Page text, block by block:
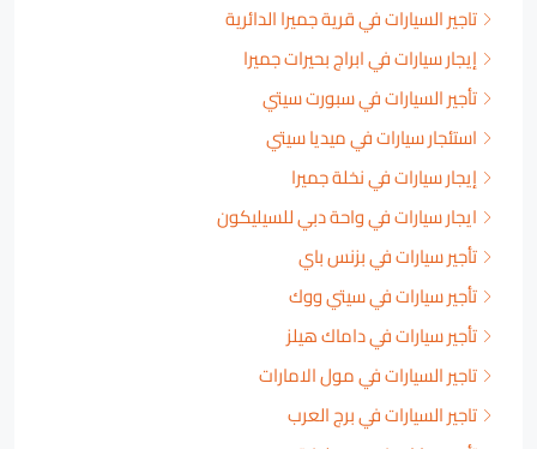
تاجير السيارات في قرية جميرا الدائرية
إيجار سيارات في ابراج بحيرات جميرا
تأجير السيارات في سبورت سيتي
استئجار سيارات في ميديا سيتي
إيجار سيارات في نخلة جميرا
ايجار سيارات في واحة دبي للسيليكون
تأجير سيارات في بزنس باي
تأجير سيارات في سيتي ووك
تأجير سيارات في داماك هيلز
تاجير السيارات في مول الامارات
تاجير السيارات في برج العرب